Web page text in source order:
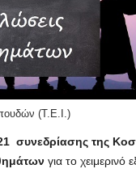
(T.E.I.)
συνεδρίασης της
για το